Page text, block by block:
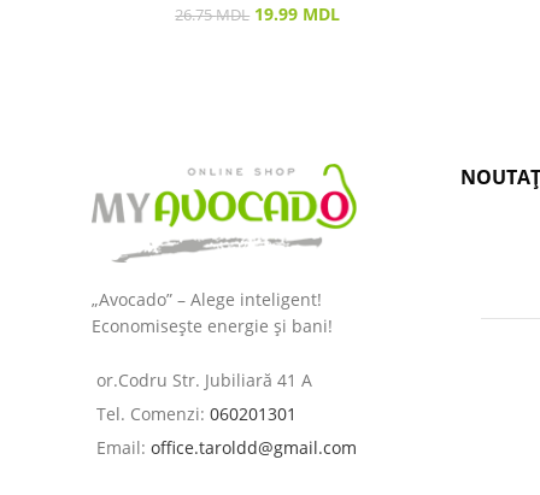
26.75MDL 19.99 MDL
„Avocado” – Alege inteligent!
Economisește energie și bani!
or.Codru Str. Jubiliară 41 A
Tel. Comenzi: 060201301
Email: office.taroldd@gmail.com